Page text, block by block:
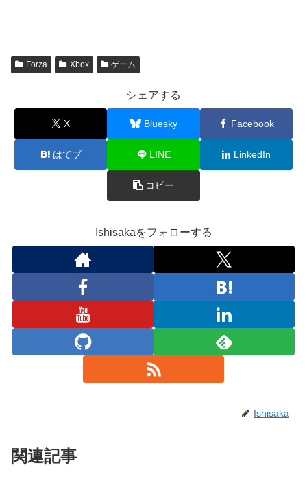
Forza Xbox ゲーム
シェアする
X Bluesky Facebook
はてブ LINE LinkedIn
コピー
Ishisakaをフォローする
Ishisaka
関連記事